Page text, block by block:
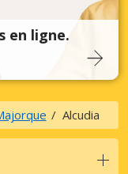
en ligne.
Alcudia